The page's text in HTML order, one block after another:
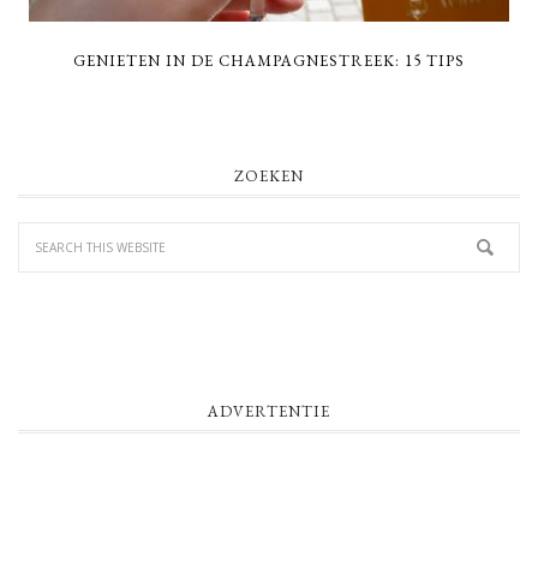
GENIETEN IN DE CHAMPAGNESTREEK: 15 TIPS
ZOEKEN
ADVERTENTIE